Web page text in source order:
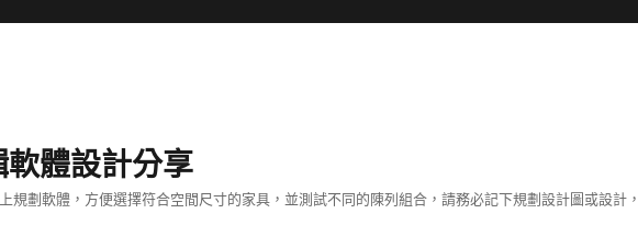
體設計分享
規劃軟體，方便選擇符合空間尺寸的家具，並測試不同的陳列組合，請務必記下規劃設計圖或設計